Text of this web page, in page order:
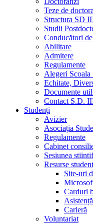
Teze de
Structura SD
Studii
Conducători
Abilitare
Admitere
Regulamente
Alegeri Scoala
Echitate,
Documente
Contact S.D.
Studenți
Avizier
Asociația
Regulamente
Cabinet
Sesiunea
Resurse
Site-uri
Carduri
Carieră
Voluntariat